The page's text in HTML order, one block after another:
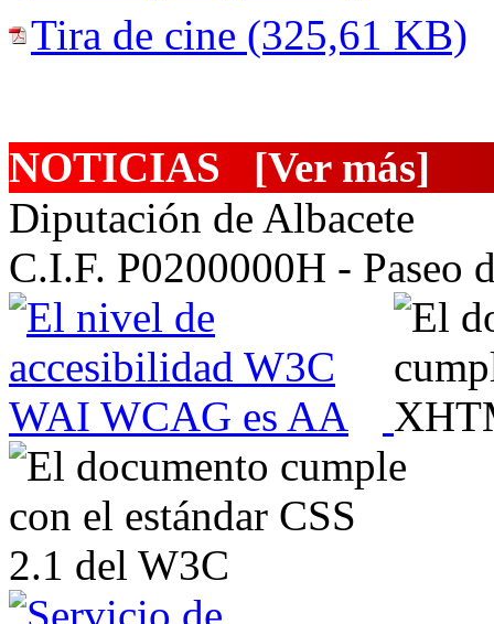
Tira de cine (325,61 KB)
NOTICIAS
[Ver más]
Diputación de Albacete
C.I.F. P0200000H - Paseo